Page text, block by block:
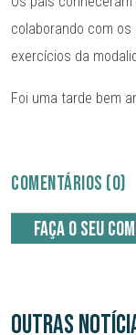
colaborando com
exercícios da
Foi uma tarde bem
COMENTÁRIOS (0)
Faça o seu
OUTRAS